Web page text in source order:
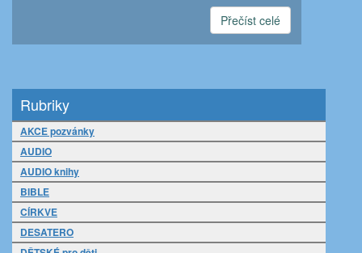
Přečíst celé
Rubriky
AKCE pozvánky
AUDIO
AUDIO knihy
BIBLE
CÍRKVE
DESATERO